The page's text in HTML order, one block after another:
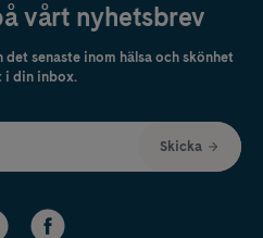
vårt nyhetsbrev
senaste inom hälsa och skönhet
i din inbox.
Skicka